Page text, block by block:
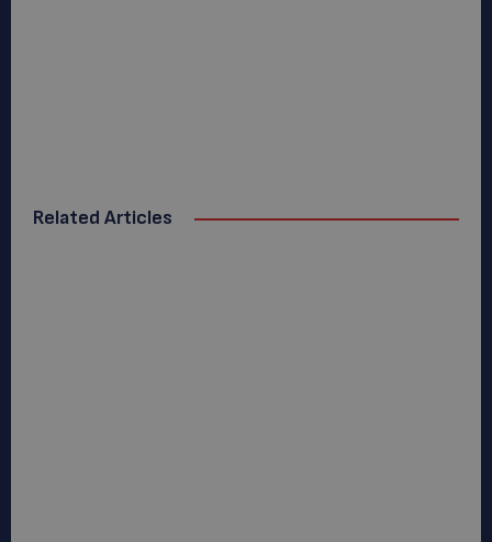
Related Articles